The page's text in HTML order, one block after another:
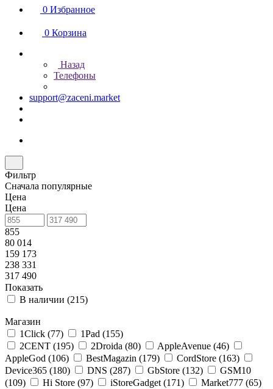
0 Избранное
0 Корзина
Назад
Телефоны
support@zaceni.market
Фильтр
Сначала популярные
Цена
Цена
855
80 014
159 173
238 331
317 490
Показать
В наличии (215)
Магазин
1Click (77) 1Pad (155)
2CENT (195) 2Droida (80) AppleAvenue (46)
AppleGod (106) BestMagazin (179) CordStore (163)
Device365 (180) DNS (287) GbStore (132)
GSM10
(109) Hi Store (97) iStoreGadget (171) Market777 (65)